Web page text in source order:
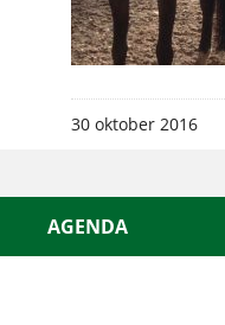
30 oktober 2016
AGENDA